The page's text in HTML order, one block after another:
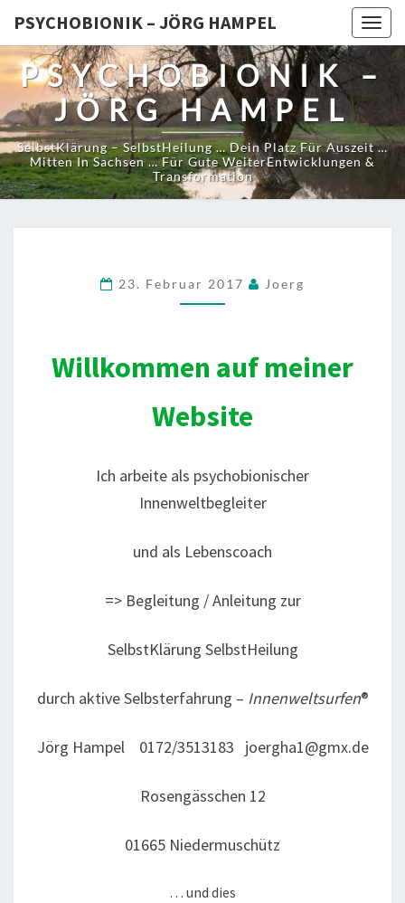
PSYCHOBIONIK – JÖRG HAMPEL
PSYCHOBIONIK –
JÖRG HAMPEL
SelbstKlärung – SelbstHeilung … Dein Platz Für Auszeit …
Mitten In Sachsen … Für Gute WeiterEntwicklungen &
Transformation
23. Februar 2017 Joerg
Willkommen auf meiner
Website
Ich arbeite als psychobionischer
Innenweltbegleiter
und als Lebenscoach
=> Begleitung / Anleitung zur
SelbstKlärung SelbstHeilung
durch aktive Selbsterfahrung – Innenweltsurfen®
Jörg Hampel 0172/3513183 joergha1@gmx.de
Rosengässchen 12
01665 Niedermuschütz
… und dies